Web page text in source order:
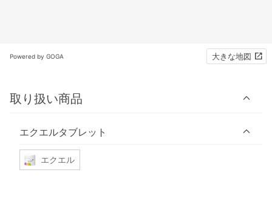
Powered by GOGA 大きな地図
取り扱い商品
エクエルタブレット
エクエル